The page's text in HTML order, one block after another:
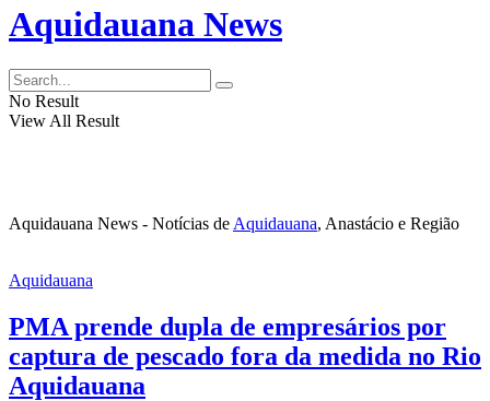
Aquidauana News
No Result
View All Result
Aquidauana News - Notícias de Aquidauana, Anastácio e Região
Aquidauana
PMA prende dupla de empresários por
captura de pescado fora da medida no Rio
Aquidauana